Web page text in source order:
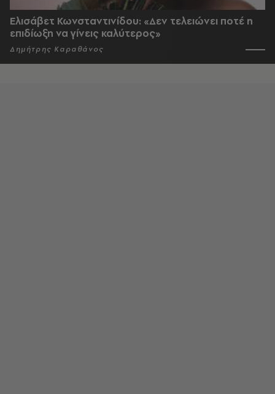
Ελισάβετ Κωνσταντινίδου: «Δεν τελειώνει ποτέ η
επιδίωξη να γίνεις καλύτερος»
Δημήτρης Καραθάνος